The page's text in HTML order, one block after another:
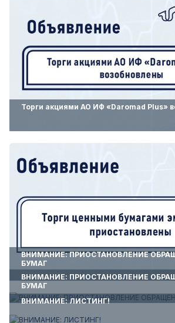
Торги акциями АО ИФ «Daromad Plus»
ВНИМАНИЕ: ПРИОСТАНОВЛЕНИЕ
БУМАГ
ВНИМАНИЕ: ПРИОСТАНОВЛЕНИЕ
БУМАГ
ВНИМАНИЕ: ЛИСТИНГ!